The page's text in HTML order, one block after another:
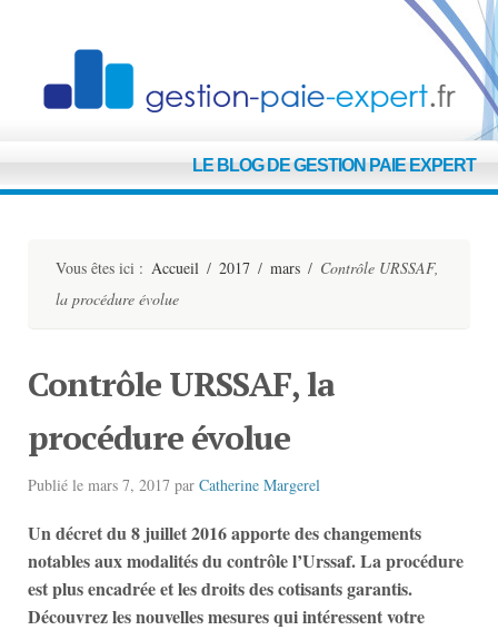
LE BLOG DE GESTION PAIE EXPERT
Vous êtes ici : Accueil / 2017 / mars / Contrôle URSSAF,
la procédure évolue
Contrôle URSSAF, la
procédure évolue
Publié le mars 7, 2017 par Catherine Margerel
Un décret du 8 juillet 2016 apporte des changements
notables aux modalités du contrôle l’Urssaf. La procédure
est plus encadrée et les droits des cotisants garantis.
Découvrez les nouvelles mesures qui intéressent votre